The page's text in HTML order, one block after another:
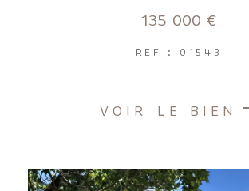
135 000 €
REF : 01543
VOIR LE BIEN